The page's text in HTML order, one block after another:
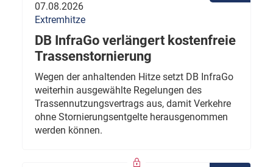
07.08.2026
Extremhitze
DB InfraGo verlängert kostenfreie
Trassenstornierung
Wegen der anhaltenden Hitze setzt DB InfraGo
weiterhin ausgewählte Regelungen des
Trassennutzungsvertrags aus, damit Verkehre
ohne Stornierungsentgelte herausgenommen
werden können.